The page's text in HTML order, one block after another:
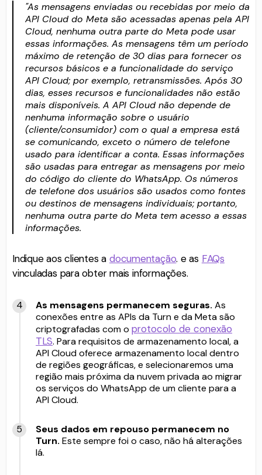
"As mensagens enviadas ou recebidas por meio da
API Cloud do Meta são acessadas apenas pela API
Cloud, nenhuma outra parte do Meta pode usar
essas informações. As mensagens têm um período
máximo de retenção de 30 dias para fornecer os
recursos básicos e a funcionalidade do serviço
API Cloud; por exemplo, retransmissões. Após 30
dias, esses recursos e funcionalidades não estão
mais disponíveis. A API Cloud não depende de
nenhuma informação sobre o usuário
(cliente/consumidor) com o qual a empresa está
se comunicando, exceto o número de telefone
usado para identificar a conta. Essas informações
são usadas para entregar as mensagens por meio
do código do cliente do WhatsApp. Os números
de telefone dos usuários são usados como fontes
ou destinos de mensagens individuais; portanto,
nenhuma outra parte do Meta tem acesso a essas
informações.
Indique aos clientes a documentação. e as FAQs
vinculadas para obter mais informações.
As mensagens permanecem seguras. As
conexões entre as APIs da Turn e da Meta são
criptografadas com o protocolo de conexão
TLS. Para requisitos de armazenamento local, a
API Cloud oferece armazenamento local dentro
de regiões geográficas, e selecionaremos uma
região mais próxima da nuvem privada ao migrar
os serviços do WhatsApp de um cliente para a
API Cloud.
Seus dados em repouso permanecem no
Turn. Este sempre foi o caso, não há alterações
lá.